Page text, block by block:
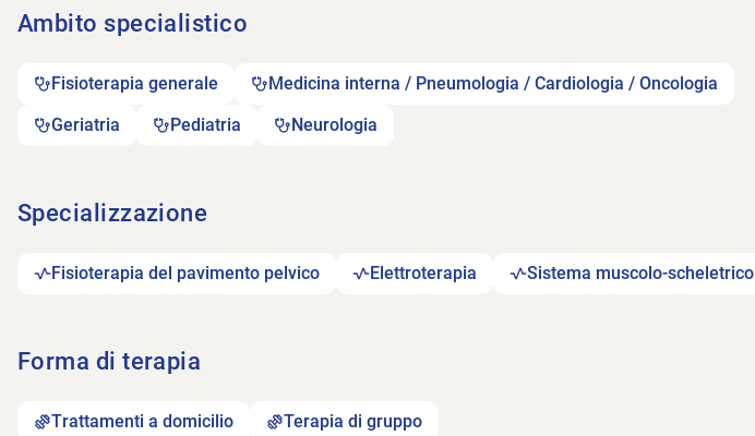
Ambito specialistico
Fisioterapia generale Medicina interna / Pneumologia / Cardiologia / Oncologia
Geriatria Pediatria Neurologia
Specializzazione
Fisioterapia del pavimento pelvico Elettroterapia Sistema muscolo-scheletrico
Forma di terapia
Trattamenti a domicilio Terapia di gruppo